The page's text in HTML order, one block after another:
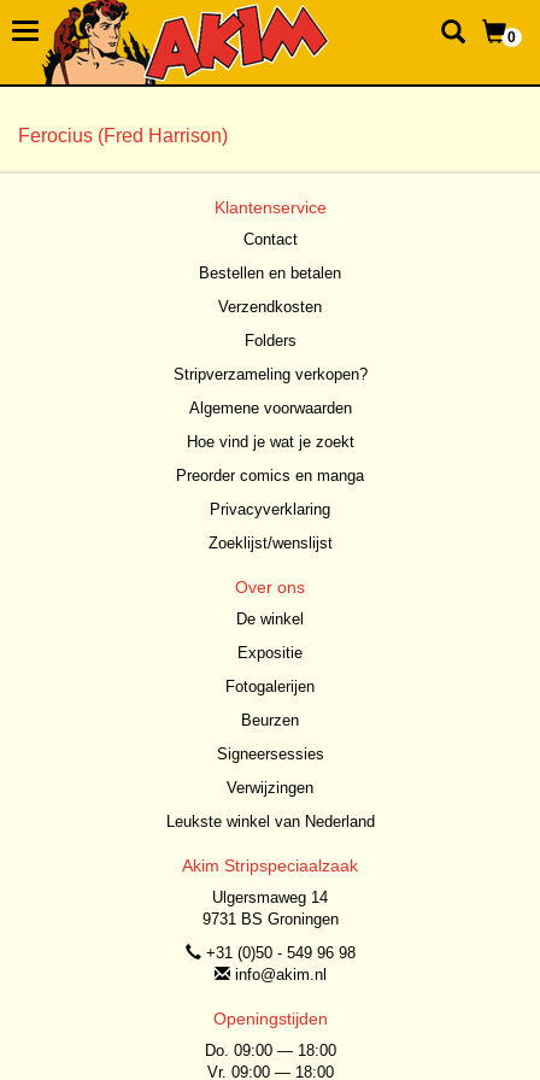
0
Ferocius (Fred Harrison)
Klantenservice
Contact
Bestellen en betalen
Verzendkosten
Folders
Stripverzameling verkopen?
Algemene voorwaarden
Hoe vind je wat je zoekt
Preorder comics en manga
Privacyverklaring
Zoeklijst/wenslijst
Over ons
De winkel
Expositie
Fotogalerijen
Beurzen
Signeersessies
Verwijzingen
Leukste winkel van Nederland
Akim Stripspeciaalzaak
Ulgersmaweg 14
9731 BS Groningen
+31 (0)50 - 549 96 98
info@akim.nl
Openingstijden
Do. 09:00 — 18:00
Vr. 09:00 — 18:00